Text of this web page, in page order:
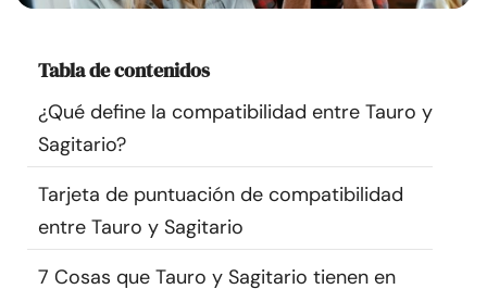
Recursos
Comunidad
Encuentra un terapeuta
Idioma
Tabla de contenidos
¿Qué define la compatibilidad entre Tauro y
Sagitario?
Tarjeta de puntuación de compatibilidad
entre Tauro y Sagitario
7 Cosas que Tauro y Sagitario tienen en